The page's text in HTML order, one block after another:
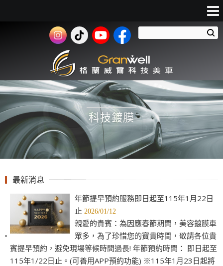
科技鍍膜
最新消息
年節提早預約服務即日起至115年1月22日
止 2026/01/12
親愛的貴賓：為因應春節期間，美容鍍膜車
眾多，為了珍惜您的寶貴時間，敬請各位貴
賓提早預約，避免現場等候時間過長! 年節預約時間： 即日起至
115年1/22日止。(可善用APP預約功能) ※115年1月23日起將